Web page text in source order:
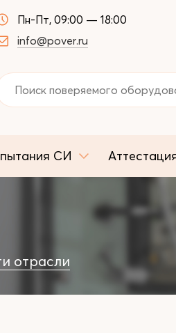
Пн-Пт, 09:00 — 18:00
info@pover.ru
СИ
отрасли